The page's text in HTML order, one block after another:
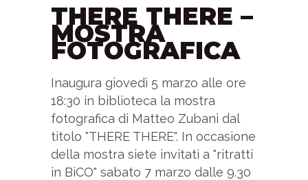
THERE THERE –
MOSTRA
FOTOGRAFICA
Inaugura giovedì 5 marzo alle ore
18:30 in biblioteca la mostra
fotografica di Matteo Zubani dal
titolo "THERE THERE". In occasione
della mostra siete invitati a "ritratti
in BiCO" sabato 7 marzo dalle 9.30